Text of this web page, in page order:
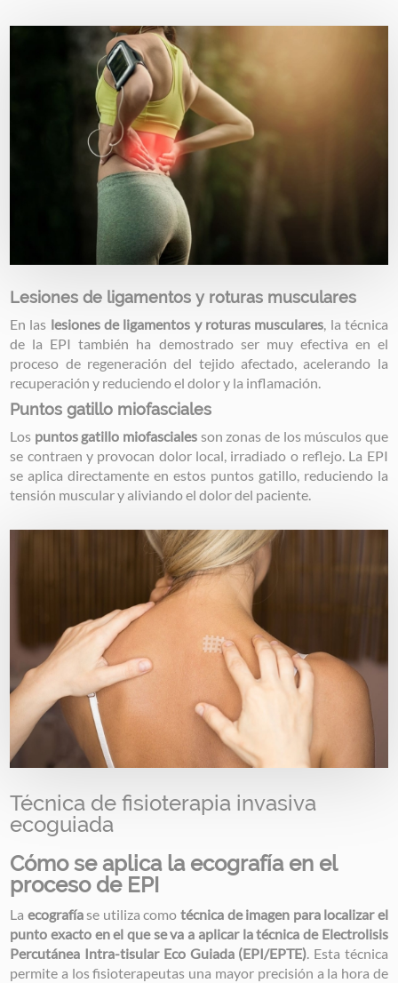
Lesiones de ligamentos y roturas musculares
En las lesiones de ligamentos y roturas musculares , la técnica
de la EPI también ha demostrado ser muy efectiva en el
proceso de regeneración del tejido afectado, acelerando la
recuperación y reduciendo el dolor y la inflamación.
Puntos gatillo miofasciales
Los puntos gatillo miofasciales son zonas de los músculos que
se contraen y provocan dolor local, irradiado o reflejo. La EPI
se aplica directamente en estos puntos gatillo, reduciendo la
tensión muscular y aliviando el dolor del paciente.
Técnica de fisioterapia invasiva
ecoguiada
Cómo se aplica la ecografía en el
proceso de EPI
La ecografíase utiliza comotécnica de imagen para localizar el
punto exacto en el que se va a aplicar la técnica de Electrolisis
Percutánea Intra-tisular Eco Guiada (EPI/EPTE). Esta técnica
permite a los fisioterapeutas una mayor precisión a la hora de